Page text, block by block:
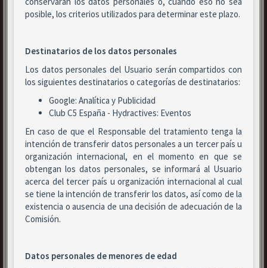
posible, los criterios utilizados para determinar este plazo.
Destinatarios de los datos personales
Los datos personales del Usuario serán compartidos con
los siguientes destinatarios o categorías de destinatarios:
Google: Analítica y Publicidad
Club C5 España - Hydractives: Eventos
En caso de que el Responsable del tratamiento tenga la
intención de transferir datos personales a un tercer país u
organización internacional, en el momento en que se
obtengan los datos personales, se informará al Usuario
acerca del tercer país u organización internacional al cual
se tiene la intención de transferir los datos, así como de la
existencia o ausencia de una decisión de adecuación de la
Comisión.
Datos personales de menores de edad